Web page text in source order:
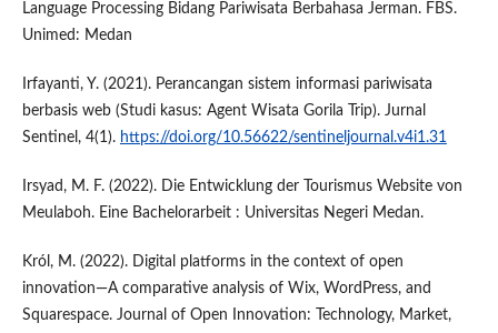
Language Processing Bidang Pariwisata Berbahasa Jerman. FBS.
Unimed: Medan
Irfayanti, Y. (2021). Perancangan sistem informasi pariwisata
berbasis web (Studi kasus: Agent Wisata Gorila Trip). Jurnal
Sentinel, 4(1). https://doi.org/10.56622/sentineljournal.v4i1.31
Irsyad, M. F. (2022). Die Entwicklung der Tourismus Website von
Meulaboh. Eine Bachelorarbeit : Universitas Negeri Medan.
Król, M. (2022). Digital platforms in the context of open
innovation—A comparative analysis of Wix, WordPress, and
Squarespace. Journal of Open Innovation: Technology, Market,